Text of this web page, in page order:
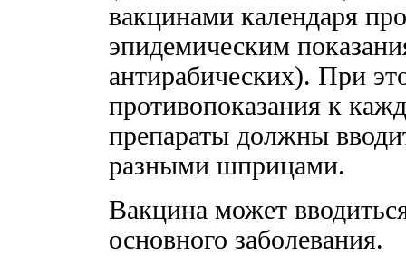
вакцинами календаря
эпидемическим
антирабических). При
противопоказания к
препараты должны
разными шприцами.
Вакцина может
основного заболевания.